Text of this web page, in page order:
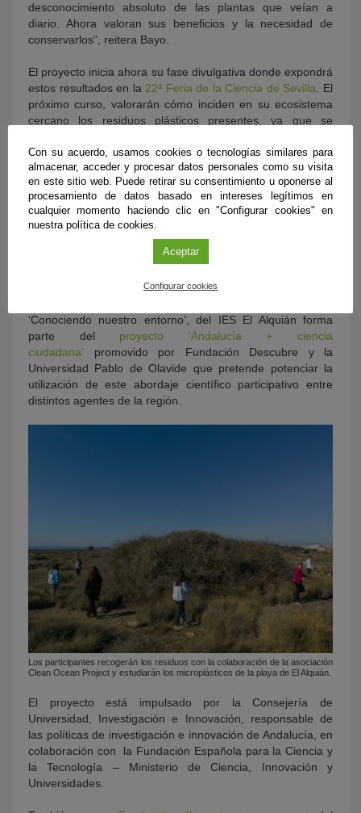
desconocimiento absoluto de las plantas que veían a
diario. Ahora valoran sus beneficios y la necesidad de
conservarlos”, reitera Bayo.
El proyecto inicia ahora su fase divulgativa donde expondrá
estos resultados en la22ª Feria de la Ciencia de Sevilla. El
próximo curso, valorarán cómo inciden en su ecosistema
cercano los residuos plásticos presentes, ya que se
En concreto, recogerán los residuos con la colaboración de
la asociación Clean Ocean Project, los clasificarán y
analizarán su degradación. Asimismo, estudiarán los
microplásticos de la playa de El Alquián. Así pretenden
conocer el impacto de estos materiales en la cadena
alimentaria y en la salud.
Andalucía, laboratorio de
ciencia ciudadana
‘Conociendo nuestro entorno’, del IES El Alquián forma
parte del proyecto ‘Andalucía + ciencia
ciudadana’ promovido por Fundación Descubre y la
Universidad Pablo de Olavide que pretende potenciar la
utilización de este abordaje científico participativo entre
distintos agentes de la región.
Los participantes recogerán los residuos con la colaboración de la asociación
Clean Ocean Project y estudiarán los microplásticos de la playa de El Alquián.
El proyecto está impulsado por la Consejería de
Universidad, Investigación e Innovación, responsable de
las políticas de investigación e innovación de Andalucía, en
colaboración con la Fundación Española para la Ciencia y
la Tecnología – Ministerio de Ciencia, Innovación y
Universidades.
Con su acuerdo, usamos cookies o tecnologías similares para
almacenar, acceder y procesar datos personales como su visita
en este sitio web. Puede retirar su consentimiento u oponerse al
procesamiento de datos basado en intereses legítimos en
cualquier momento haciendo clic en "Configurar cookies" en
nuestra política de cookies.
Aceptar
Configurar cookies